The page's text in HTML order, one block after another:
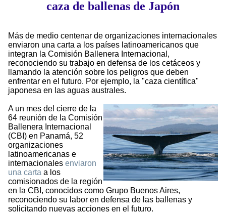
caza de ballenas de Japón
Más de medio centenar de organizaciones internacionales
enviaron una carta a los países latinoamericanos que
integran la Comisión Ballenera Internacional,
reconociendo su trabajo en defensa de los cetáceos y
llamando la atención sobre los peligros que deben
enfrentar en el futuro. Por ejemplo, la "caza científica"
japonesa en las aguas australes.
A un mes del cierre de la
64 reunión de la Comisión
Ballenera Internacional
(CBI) en Panamá, 52
organizaciones
latinoamericanas e
internacionales enviaron
una carta a los
comisionados de la región
en la CBI, conocidos como Grupo Buenos Aires,
reconociendo su labor en defensa de las ballenas y
solicitando nuevas acciones en el futuro.